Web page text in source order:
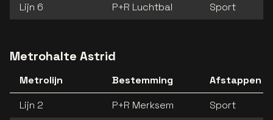
Lijn 6
P+R Luchtbal Sport
Metrohalte Astrid
Metrolijn Bestemming
Afstappen
Lijn 2
P+R Merksem
Sport